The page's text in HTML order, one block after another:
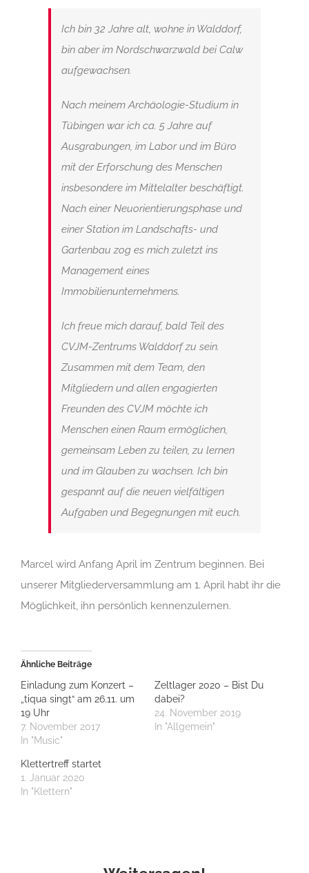
Ich bin 32 Jahre alt, wohne in Walddorf,
bin aber im Nordschwarzwald bei Calw
aufgewachsen.
Nach meinem Archäologie-Studium in
Tübingen war ich ca. 5 Jahre auf
Ausgrabungen, im Labor und im Büro
mit der Erforschung des Menschen
insbesondere im Mittelalter beschäftigt.
Nach einer Neuorientierungsphase und
einer Station im Landschafts- und
Gartenbau zog es mich zuletzt ins
Management eines
Immobilienunternehmens.
Ich freue mich darauf, bald Teil des
CVJM-Zentrums Walddorf zu sein.
Zusammen mit dem Team, den
Mitgliedern und allen engagierten
Freunden des CVJM möchte ich
Menschen einen Raum ermöglichen,
gemeinsam Leben zu teilen, zu lernen
und im Glauben zu wachsen. Ich bin
gespannt auf die neuen vielfältigen
Aufgaben und Begegnungen mit euch.
Marcel wird Anfang April im Zentrum beginnen. Bei
unserer Mitgliederversammlung am 1. April habt ihr die
Möglichkeit, ihn persönlich kennenzulernen.
Ähnliche Beiträge
Einladung zum Konzert –
„tiqua singt“ am 26.11. um
19 Uhr
7. November 2017
In "Music"
Zeltlager 2020 – Bist Du
dabei?
24. November 2019
In "Allgemein"
Klettertreff startet
1. Januar 2020
In "Klettern"